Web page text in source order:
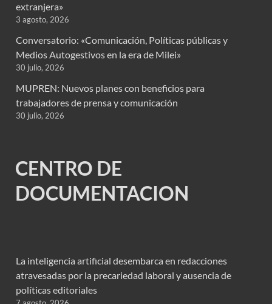
extranjera»
3 agosto, 2026
Conversatorio: «Comunicación, Políticas públicas y
Medios Autogestivos en la era de Milei»
30 julio, 2026
MUPREN: Nuevos planes con beneficios para
trabajadores de prensa y comunicación
30 julio, 2026
CENTRO DE
DOCUMENTACION
La inteligencia artificial desembarca en redacciones
atravesadas por la precariedad laboral y ausencia de
políticas editoriales